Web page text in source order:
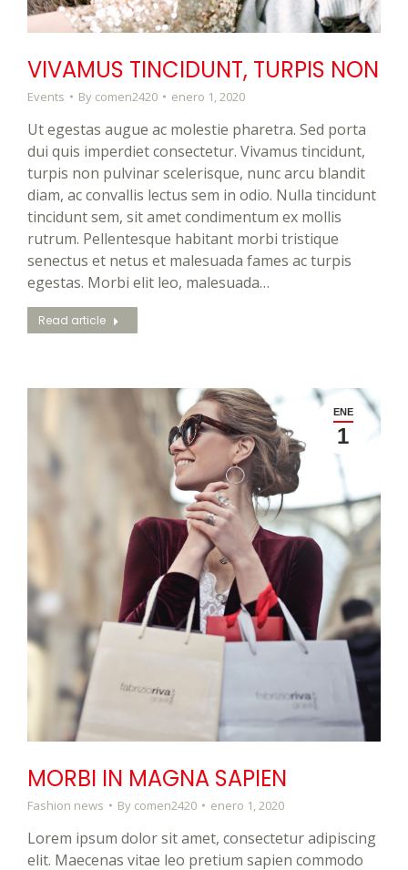
VIVAMUS TINCIDUNT, TURPIS NON
Events By comen2420 enero 1, 2020
Ut egestas augue ac molestie pharetra. Sed porta
dui quis imperdiet consectetur. Vivamus tincidunt,
turpis non pulvinar scelerisque, nunc arcu blandit
diam, ac convallis lectus sem in odio. Nulla tincidunt
tincidunt sem, sit amet condimentum ex mollis
rutrum. Pellentesque habitant morbi tristique
senectus et netus et malesuada fames ac turpis
egestas. Morbi elit leo, malesuada…
Read article
ENE
1
MORBI IN MAGNA SAPIEN
Fashion news By comen2420 enero 1, 2020
Lorem ipsum dolor sit amet, consectetur adipiscing
elit. Maecenas vitae leo pretium sapien commodo